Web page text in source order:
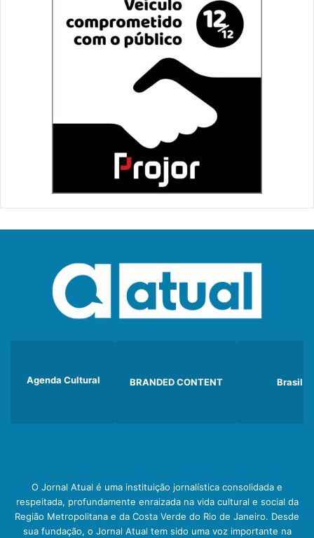
Agenda Cultural BRANDED CONTENT Brasil
O Jornal Atual é uma instituição jornalística consolidada e
respeitada, profundamente enraizada na vida cultural e social da
Região Metropolitana e da Costa Verde do Rio de Janeiro. Desde
sua fundação, o Jornal Atual tem sido uma voz importante na